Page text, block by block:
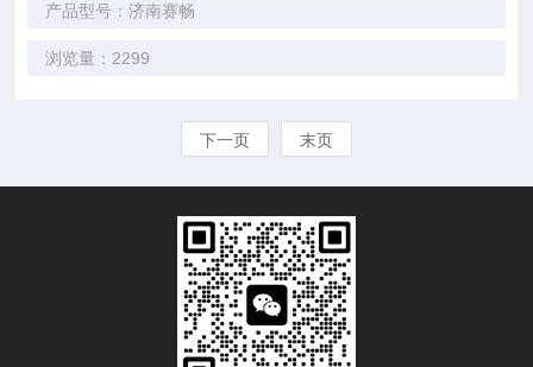
产品型号：济南赛畅
浏览量：2299
下一页 末页